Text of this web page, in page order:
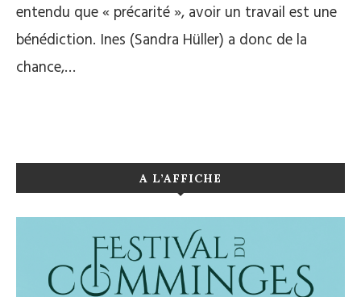
entendu que « précarité », avoir un travail est une
bénédiction. Ines (Sandra Hüller) a donc de la
chance,…
A L’AFFICHE